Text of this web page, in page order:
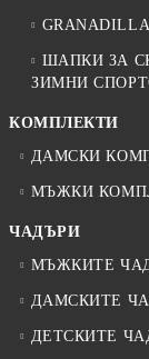
GRANADILLA
ШАПКИ ЗА
ЗИМНИ
КОМПЛЕКТИ
ДАМСКИ
МЪЖКИ
ЧАДЪРИ
МЪЖКИТЕ
ДАМСКИТЕ
ДЕТСКИТЕ